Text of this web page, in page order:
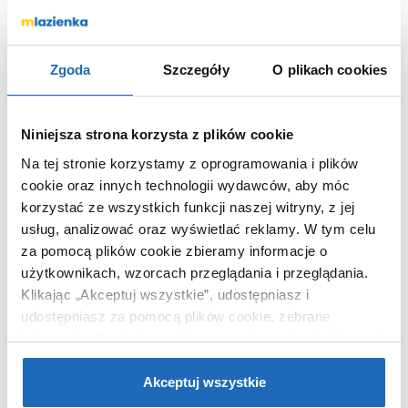
Zgoda Szczegóły O plikach cookies
Niniejsza strona korzysta z plików cookie
Na tej stronie korzystamy z oprogramowania i plików
cookie oraz innych technologii wydawców, aby móc
korzystać ze wszystkich funkcji naszej witryny, z jej
usług, analizować oraz wyświetlać reklamy. W tym celu
za pomocą plików cookie zbieramy informacje o
użytkownikach, wzorcach przeglądania i przeglądania.
Klikając „Akceptuj wszystkie”, udostępniasz i
udostępniasz za pomocą plików cookie, zebrane
informacje dla użytkowników zewnętrznych, a także nasi
partnerzy reklamowi.Jeśli chcesz, włącz „Tylko
wymagane pliki cookie”.Pamiętaj jednak, że
zablokowane niektóre pliki cookie mogą mieć wpływ na
Akceptuj wszystkie
Kod EAN
opakowaniem
WARTO DOKUPIĆ